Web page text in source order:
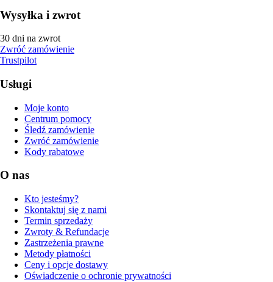
Wysyłka i zwrot
30 dni na zwrot
Zwróć zamówienie
Trustpilot
Usługi
Moje konto
Centrum pomocy
Śledź zamówienie
Zwróć zamówienie
Kody rabatowe
O nas
Kto jesteśmy?
Skontaktuj się z nami
Termin sprzedaży
Zwroty & Refundacje
Zastrzeżenia prawne
Metody płatności
Ceny i opcje dostawy
Oświadczenie o ochronie prywatności